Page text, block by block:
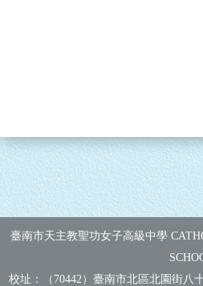
臺南市天主教聖功女子高級中學
校址：（70442）臺南市北區北園街